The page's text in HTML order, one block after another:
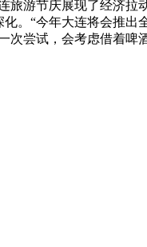
游节庆展现了经济拉
。“今年大连将会推
尝试，会考虑借着啤